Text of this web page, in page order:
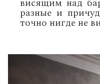
висящим над
разные и
точно нигде не